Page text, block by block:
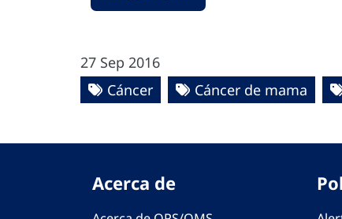
27 Sep 2016
Cáncer
Cáncer de mama
Acerca de